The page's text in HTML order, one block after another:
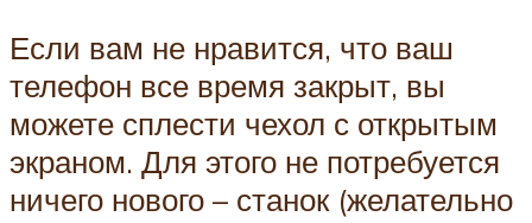
Если вам не нравится, что ваш
телефон все время закрыт, вы
можете сплести чехол с открытым
экраном. Для этого не потребуется
ничего нового – станок (желательно